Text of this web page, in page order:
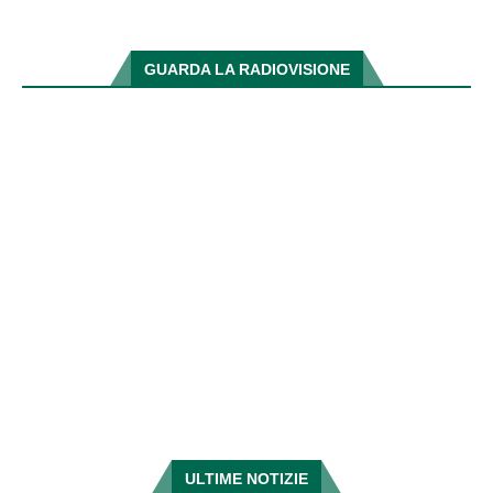
GUARDA LA RADIOVISIONE
ULTIME NOTIZIE